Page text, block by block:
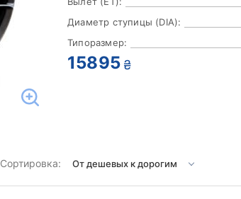
Диаметр ступицы (DIA):
Типоразмер:
15895 ₴
Сортировка: